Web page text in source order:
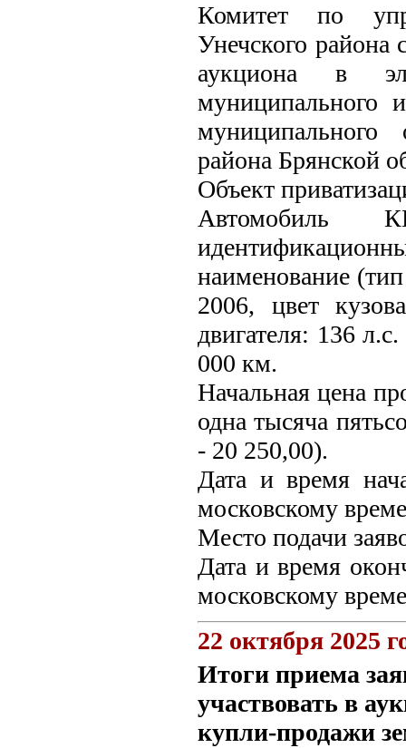
Комитет по
Унечского района
аукциона в
муниципального
муниципального
района Брянской
Объект
наименование
2006, цвет
двигателя: 136
000 км.
Начальная цена
одна тысяча
- 20 250,00).
Дата и время
московскому
Место подачи
Дата и время
московскому
22 октября 2025
Итоги приема
участвовать в
купли-продажи